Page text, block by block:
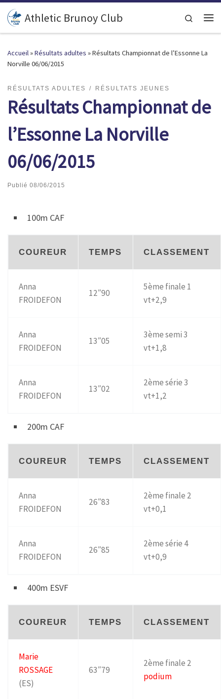
Passer au contenu
Athletic Brunoy Club Search
Accueil»Résultats adultes »Résultats Championnat de l’Essonne La
Norville 06/06/2015
RÉSULTATS ADULTES RÉSULTATS JEUNES
Résultats Championnat de
l’Essonne La Norville
06/06/2015
Publié 08/06/2015
100m CAF
COUREUR TEMPS CLASSEMENT
Anna
FROIDEFON
12″90
5ème finale 1
vt+2,9
Anna
FROIDEFON
13″05
3ème semi 3
vt+1,8
Anna
FROIDEFON
13″02
2ème série 3
vt+1,2
200m CAF
COUREUR TEMPS CLASSEMENT
Anna
FROIDEFON
26″83
2ème finale 2
vt+0,1
Anna
FROIDEFON
26″85
2ème série 4
vt+0,9
400m ESVF
COUREUR TEMPS CLASSEMENT
Marie
ROSSAGE
(ES)
63″79
2ème finale 2
podium